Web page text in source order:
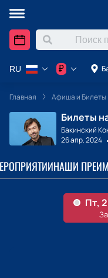
RU ₽
Главная Афиша и Билеты
Билеты
Бакинский
26 апр. 2024
НАШИ